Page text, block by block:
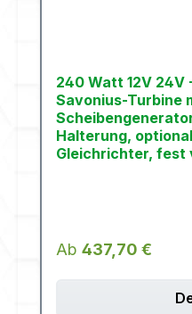
240 Watt 12V
Savonius-Turbine
Halterung,
Gleichrichter, fest
Regulärer Preis:
Ab 437,70 €